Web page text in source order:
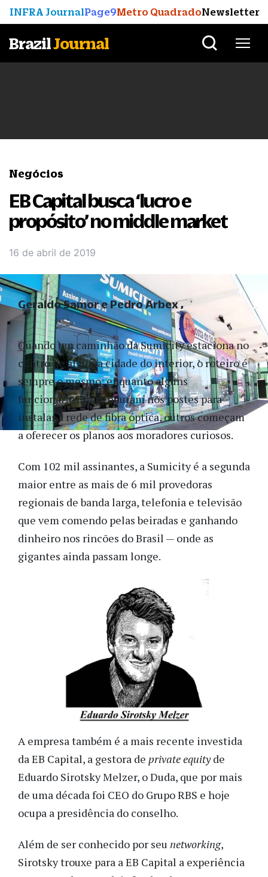
INFRA JournalPage9Metro QuadradoNewsletter
BrazilJournal
Negócios
EB Capital busca ‘lucro e
propósito’ no middle market
16 de abril de 2019
Quando um caminhão da Sumicity estaciona no
centro de alguma cidade do interior, o roteiro é
sempre o mesmo: enquanto alguns
funcionários se penduram nos postes para
instalar a rede de fibra óptica, outros começam
a oferecer os planos aos moradores curiosos.
Com 102 mil assinantes, a Sumicity é a segunda
maior entre as mais de 6 mil provedoras
regionais de banda larga, telefonia e televisão
que vem comendo pelas beiradas e ganhando
dinheiro nos rincões do Brasil — onde as
gigantes ainda passam longe.
A empresa também é a mais recente investida
da EB Capital, a gestora de private equityde
Eduardo Sirotsky Melzer, o Duda, que por mais
de uma década foi CEO do Grupo RBS e hoje
ocupa a presidência do conselho.
Além de ser conhecido por seu networking,
Sirotsky trouxe para a EB Capital a experiência
Geraldo Samor e Pedro Arbex